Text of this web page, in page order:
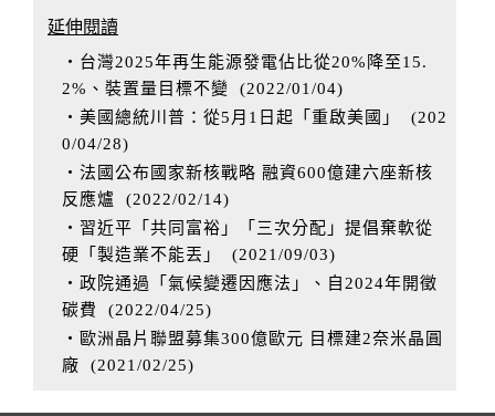
延伸閱讀
‧台灣2025年再生能源發電佔比從20%降至15.
2%、裝置量目標不變 (2022/01/04)
‧美國總統川普：從5月1日起「重啟美國」
(202
0/04/28)
‧法國公布國家新核戰略 融資600億建六座新核
反應爐
(2022/02/14)
‧習近平「共同富裕」「三次分配」提倡棄軟從
硬「製造業不能丟」
(2021/09/03)
‧政院通過「氣候變遷因應法」、自2024年開徵
碳費
(2022/04/25)
‧歐洲晶片聯盟募集300億歐元 目標建2奈米晶圓
廠 (2021/02/25)